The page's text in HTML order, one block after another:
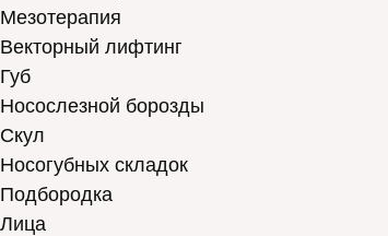
Мезотерапия
Векторный лифтинг
Губ
Носослезной борозды
Скул
Носогубных складок
Подбородка
Лица